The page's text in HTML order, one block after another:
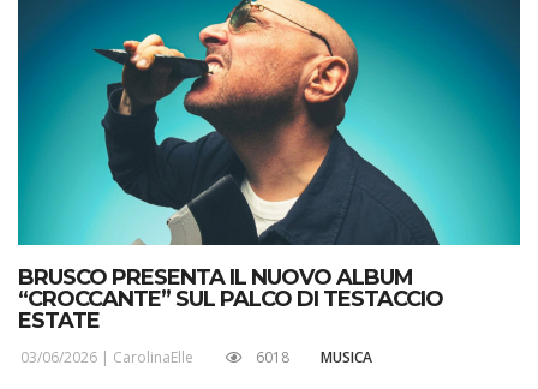
BRUSCO PRESENTA IL NUOVO ALBUM
“CROCCANTE” SUL PALCO DI TESTACCIO
ESTATE
03/06/2026 | CarolinaElle 6018 MUSICA